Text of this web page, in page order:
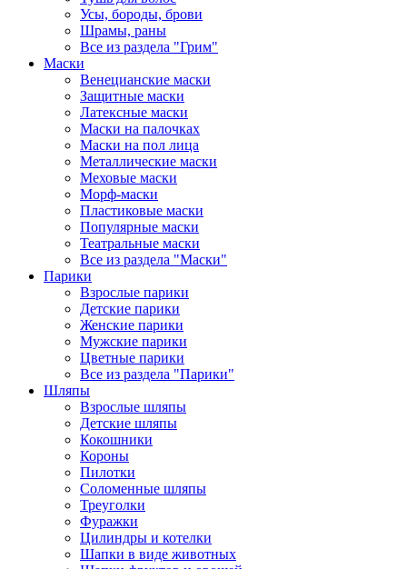
Усы, бороды, брови
Шрамы, раны
Все из раздела "Грим"
Маски
Венецианские маски
Защитные маски
Латексные маски
Маски на палочках
Маски на пол лица
Металлические маски
Меховые маски
Морф-маски
Пластиковые маски
Популярные маски
Театральные маски
Все из раздела "Маски"
Парики
Взрослые парики
Детские парики
Женские парики
Мужские парики
Цветные парики
Все из раздела "Парики"
Шляпы
Взрослые шляпы
Детские шляпы
Кокошники
Короны
Пилотки
Соломенные шляпы
Треуголки
Фуражки
Цилиндры и котелки
Шапки в виде животных